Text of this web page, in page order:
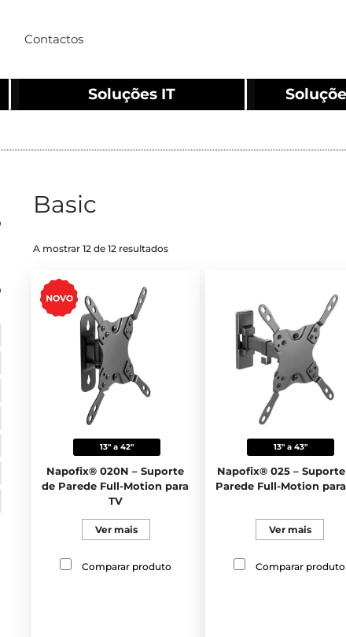
Contactos
Soluções IT
Basic
A mostrar 12 de 12 resultados
13" a 42"
Napofix® 020N – Suporte
de Parede Full-Motion para
TV
Ver mais
Comparar produto
13" a 43"
Napofix® 025 –
Parede Full-Motion
Ver mais
Comparar produto